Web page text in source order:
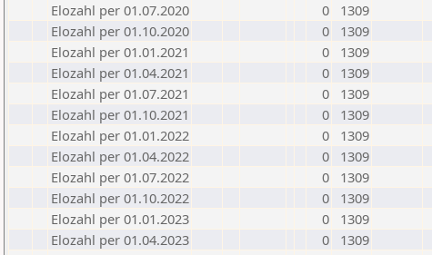
Elozahl per 01.07.2020
0
1309
Elozahl per 01.10.2020
0
1309
Elozahl per 01.01.2021
0
1309
Elozahl per 01.04.2021
0
1309
Elozahl per 01.07.2021
0
1309
Elozahl per 01.10.2021
0
1309
Elozahl per 01.01.2022
0
1309
Elozahl per 01.04.2022
0
1309
Elozahl per 01.07.2022
0
1309
Elozahl per 01.10.2022
0
1309
Elozahl per 01.01.2023
0
1309
Elozahl per 01.04.2023
0
1309